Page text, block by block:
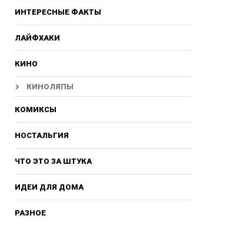
ИНТЕРЕСНЫЕ ФАКТЫ
ЛАЙФХАКИ
КИНО
КИНОЛЯПЫ
КОМИКСЫ
НОСТАЛЬГИЯ
ЧТО ЭТО ЗА ШТУКА
ИДЕИ ДЛЯ ДОМА
РАЗНОЕ